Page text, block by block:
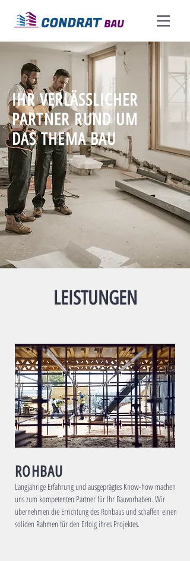
IHR VERLÄSSLICHER
PARTNER RUND UM
DAS THEMA BAU
LEISTUNGEN
ROHBAU
Langjährige Erfahrung und ausgeprägtes Know-how machen
uns zum kompetenten Partner für Ihr Bauvorhaben. Wir
übernehmen die Errichtung des Rohbaus und schaffen einen
soliden Rahmen für den Erfolg ihres Projektes.